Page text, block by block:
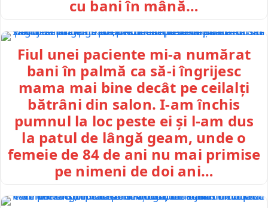
cu bani în mână…
Fiul unei paciente mi-a numărat
bani în palmă ca să-i îngrijesc
mama mai bine decât pe ceilalți
bătrâni din salon. I-am închis
pumnul la loc peste ei și l-am dus
la patul de lângă geam, unde o
femeie de 84 de ani nu mai primise
pe nimeni de doi ani…